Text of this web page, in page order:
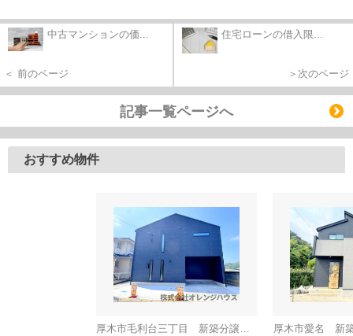
中古マンションの価...
＜ 前のページ
住宅ローンの借入限...
＞次のページ
記事一覧ページへ
おすすめ物件
厚木市毛利台三丁目 新築分譲住宅 全1棟
厚木市愛名 新